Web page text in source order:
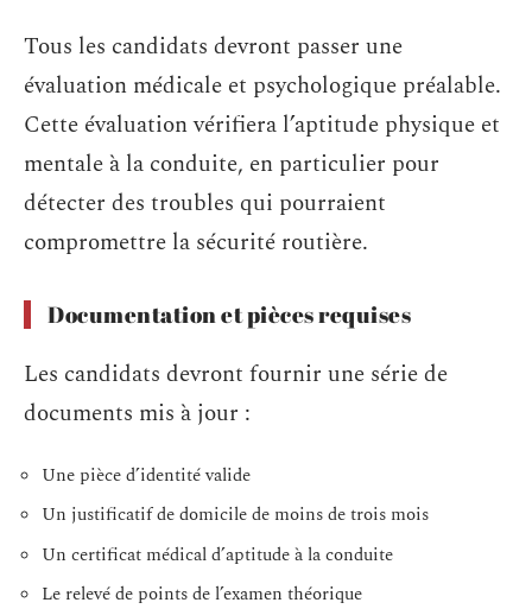
Tous les candidats devront passer une
évaluation médicale et psychologique préalable.
Cette évaluation vérifiera l’aptitude physique et
mentale à la conduite, en particulier pour
détecter des troubles qui pourraient
compromettre la sécurité routière.
Documentation et pièces requises
Les candidats devront fournir une série de
documents mis à jour :
Une pièce d’identité valide
Un justificatif de domicile de moins de trois mois
Un certificat médical d’aptitude à la conduite
Le relevé de points de l’examen théorique